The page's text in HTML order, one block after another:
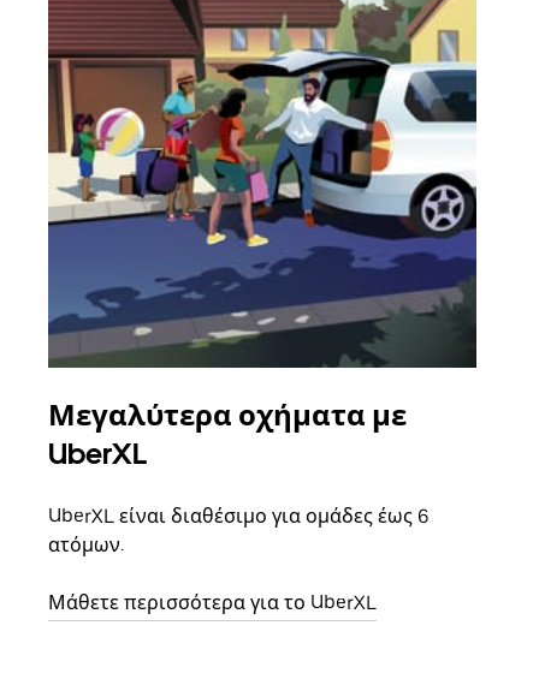
Μεγαλύτερα οχήματα με
UberXL
UberXL είναι διαθέσιμο για ομάδες έως 6
ατόμων.
Μάθετε περισσότερα για το UberXL